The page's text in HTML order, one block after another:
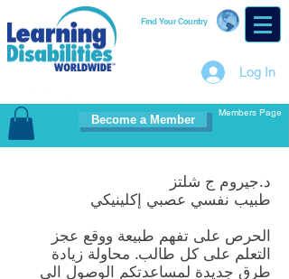
Find Your Country
Log In
Become a Member
Members Page
د.جيروم ج شلتز
طبيب نفسي عصبي إكلينيكي
الحرص على تفهم طبيعة ووقع عجز
التعلم على كل طالب. محاولة زيادة
طرق جديدة لمساعدتكم الوصول الي